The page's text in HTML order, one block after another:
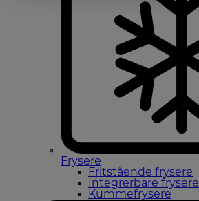
Frysere
Fritstående frysere
Integrerbare frysere
Kummefrysere